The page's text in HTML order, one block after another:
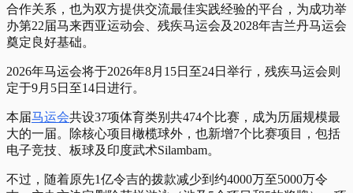
合作关系，也为双方提供交流最佳实践经验的平台，为成功举
办第22届马来西亚运动会、残疾马运会及2028年吉兰丹马运会
奠定良好基础。
2026年马运会将于2026年8月15日至24日举行，残疾马运会则
定于9月5日至14日进行。
本届马运会共设37项体育类别共474个比赛，成为历届规模最
大的一届。除核心项目橄榄球外，也新增7个比赛项目，包括
电子竞技、板球及印度武术Silambam。
不过，随着原先1亿令吉的拨款减少到约4000万至5000万令